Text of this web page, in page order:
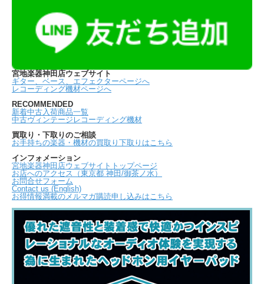
宮地楽器神田店ウェブサイト
ギター、ベース、エフェクターページへ
レコーディング機材ページへ
RECOMMENDED
新着中古入荷商品一覧
中古ヴィンテージレコーディング機材
買取り・下取りのご相談
お手持ちの楽器・機材の買取り下取りはこちら
インフォメーション
宮地楽器神田店ウェブサイトトップページ
お店へのアクセス（東京都 神田/御茶ノ水）
お問合せフォーム
Contact us (English)
お得情報満載のメルマガ購読申し込みはこちら